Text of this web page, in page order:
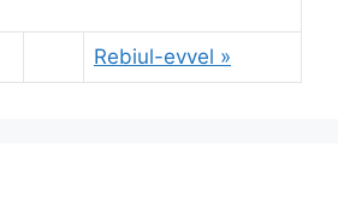
Rebiul-evvel »